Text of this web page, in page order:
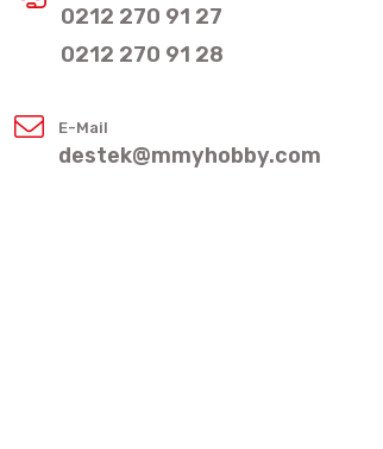
0212 270 91 27
0212 270 91 28
E-Mail
destek@mmyhobby.com